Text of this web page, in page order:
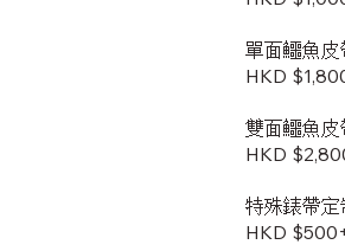
單面鱷魚皮
HKD
雙面鱷魚皮
​HKD
特殊錶帶定
HKD